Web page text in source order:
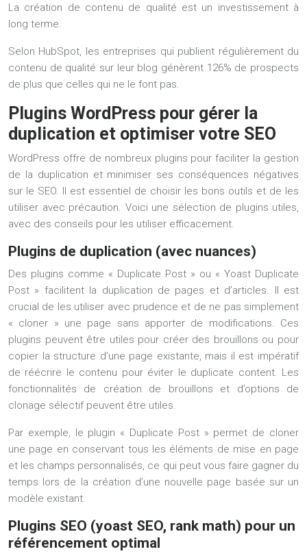
La création de contenu de qualité est un investissement à
long terme.
Selon HubSpot, les entreprises qui publient régulièrement du
contenu de qualité sur leur blog génèrent 126% de prospects
de plus que celles qui ne le font pas.
Plugins WordPress pour gérer la
duplication et optimiser votre SEO
WordPress offre de nombreux plugins pour faciliter la gestion
de la duplication et minimiser ses conséquences négatives
sur le SEO. Il est essentiel de choisir les bons outils et de les
utiliser avec précaution. Voici une sélection de plugins utiles,
avec des conseils pour les utiliser efficacement.
Plugins de duplication (avec nuances)
Des plugins comme « Duplicate Post » ou « Yoast Duplicate
Post » facilitent la duplication de pages et d’articles. Il est
crucial de les utiliser avec prudence et de ne pas simplement
« cloner » une page sans apporter de modifications. Ces
plugins peuvent être utiles pour créer des brouillons ou pour
copier la structure d’une page existante, mais il est impératif
de réécrire le contenu pour éviter le duplicate content. Les
fonctionnalités de création de brouillons et d’options de
clonage sélectif peuvent être utiles.
Par exemple, le plugin « Duplicate Post » permet de cloner
une page en conservant tous les éléments de mise en page
et les champs personnalisés, ce qui peut vous faire gagner du
temps lors de la création d’une nouvelle page basée sur un
modèle existant.
Plugins SEO (yoast SEO, rank math) pour un
référencement optimal